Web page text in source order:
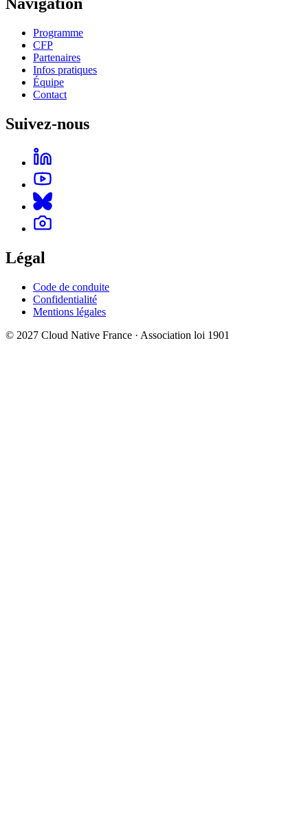
Programme
CFP
Partenaires
Infos pratiques
Équipe
Contact
Suivez-nous
Légal
Code de conduite
Confidentialité
Mentions légales
© 2027 Cloud Native France · Association loi 1901